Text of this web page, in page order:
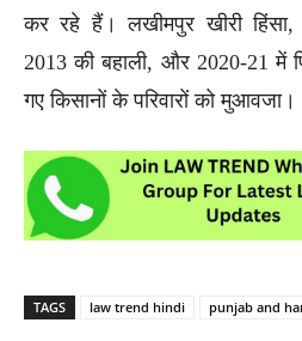
कर रहे हैं। लखीमपुर खीरी हिंसा,
2013 की बहाली, और 2020-21 में
गए किसानों के परिवारों को मुआवजा।
TAGS law trend hindi punjab and